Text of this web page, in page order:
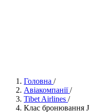
Головна /
Авіакомпанії /
Tibet Airlines /
Клас бронювання J